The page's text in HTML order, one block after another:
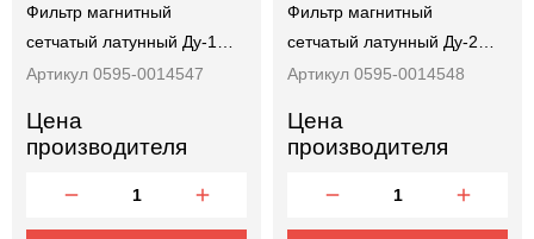
Фильтр магнитный
сетчатый латунный Ду-1…
Артикул 0595-0014547
Цена
производителя
Фильтр магнитный
сетчатый латунный Ду-2…
Артикул 0595-0014548
Цена
производителя